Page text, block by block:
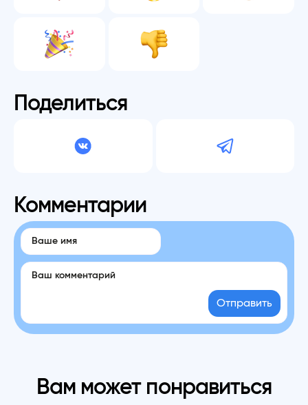
Поделиться
Комментарии
Отправить
Вам может понравиться